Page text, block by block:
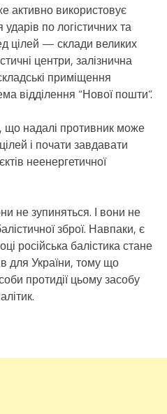
активно використовує
по логістичних та
цілей — склади великих
центри, залізнична
приміщення
відділення “Нової пошти”.
що надалі противник може
і почати завдавати
неенергетичної
не зупиняться. І вони не
зброї. Навпаки, є
російська балістика стане
для України, тому що
протидії цьому засобу